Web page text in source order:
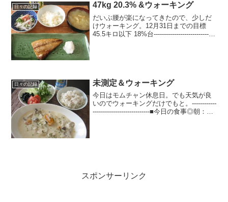
日々の記録 47kg 20.3% &ウォーキング
だいぶ腰が楽になってきたので、少しだ
けウォーキング。12月31日までの目標
45.5キロ以下 18%台------------------------------
日々の記録 未測定＆ウォーキング
今日はモムチャン休息日。でも天気が良
いのでウォーキングだけでもと。------------
----------------------------■今日の食事◎朝：
スポンサーリンク